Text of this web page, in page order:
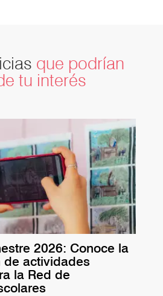
que podrían
tu interés
2026: Conoce la
de actividades
la Red de